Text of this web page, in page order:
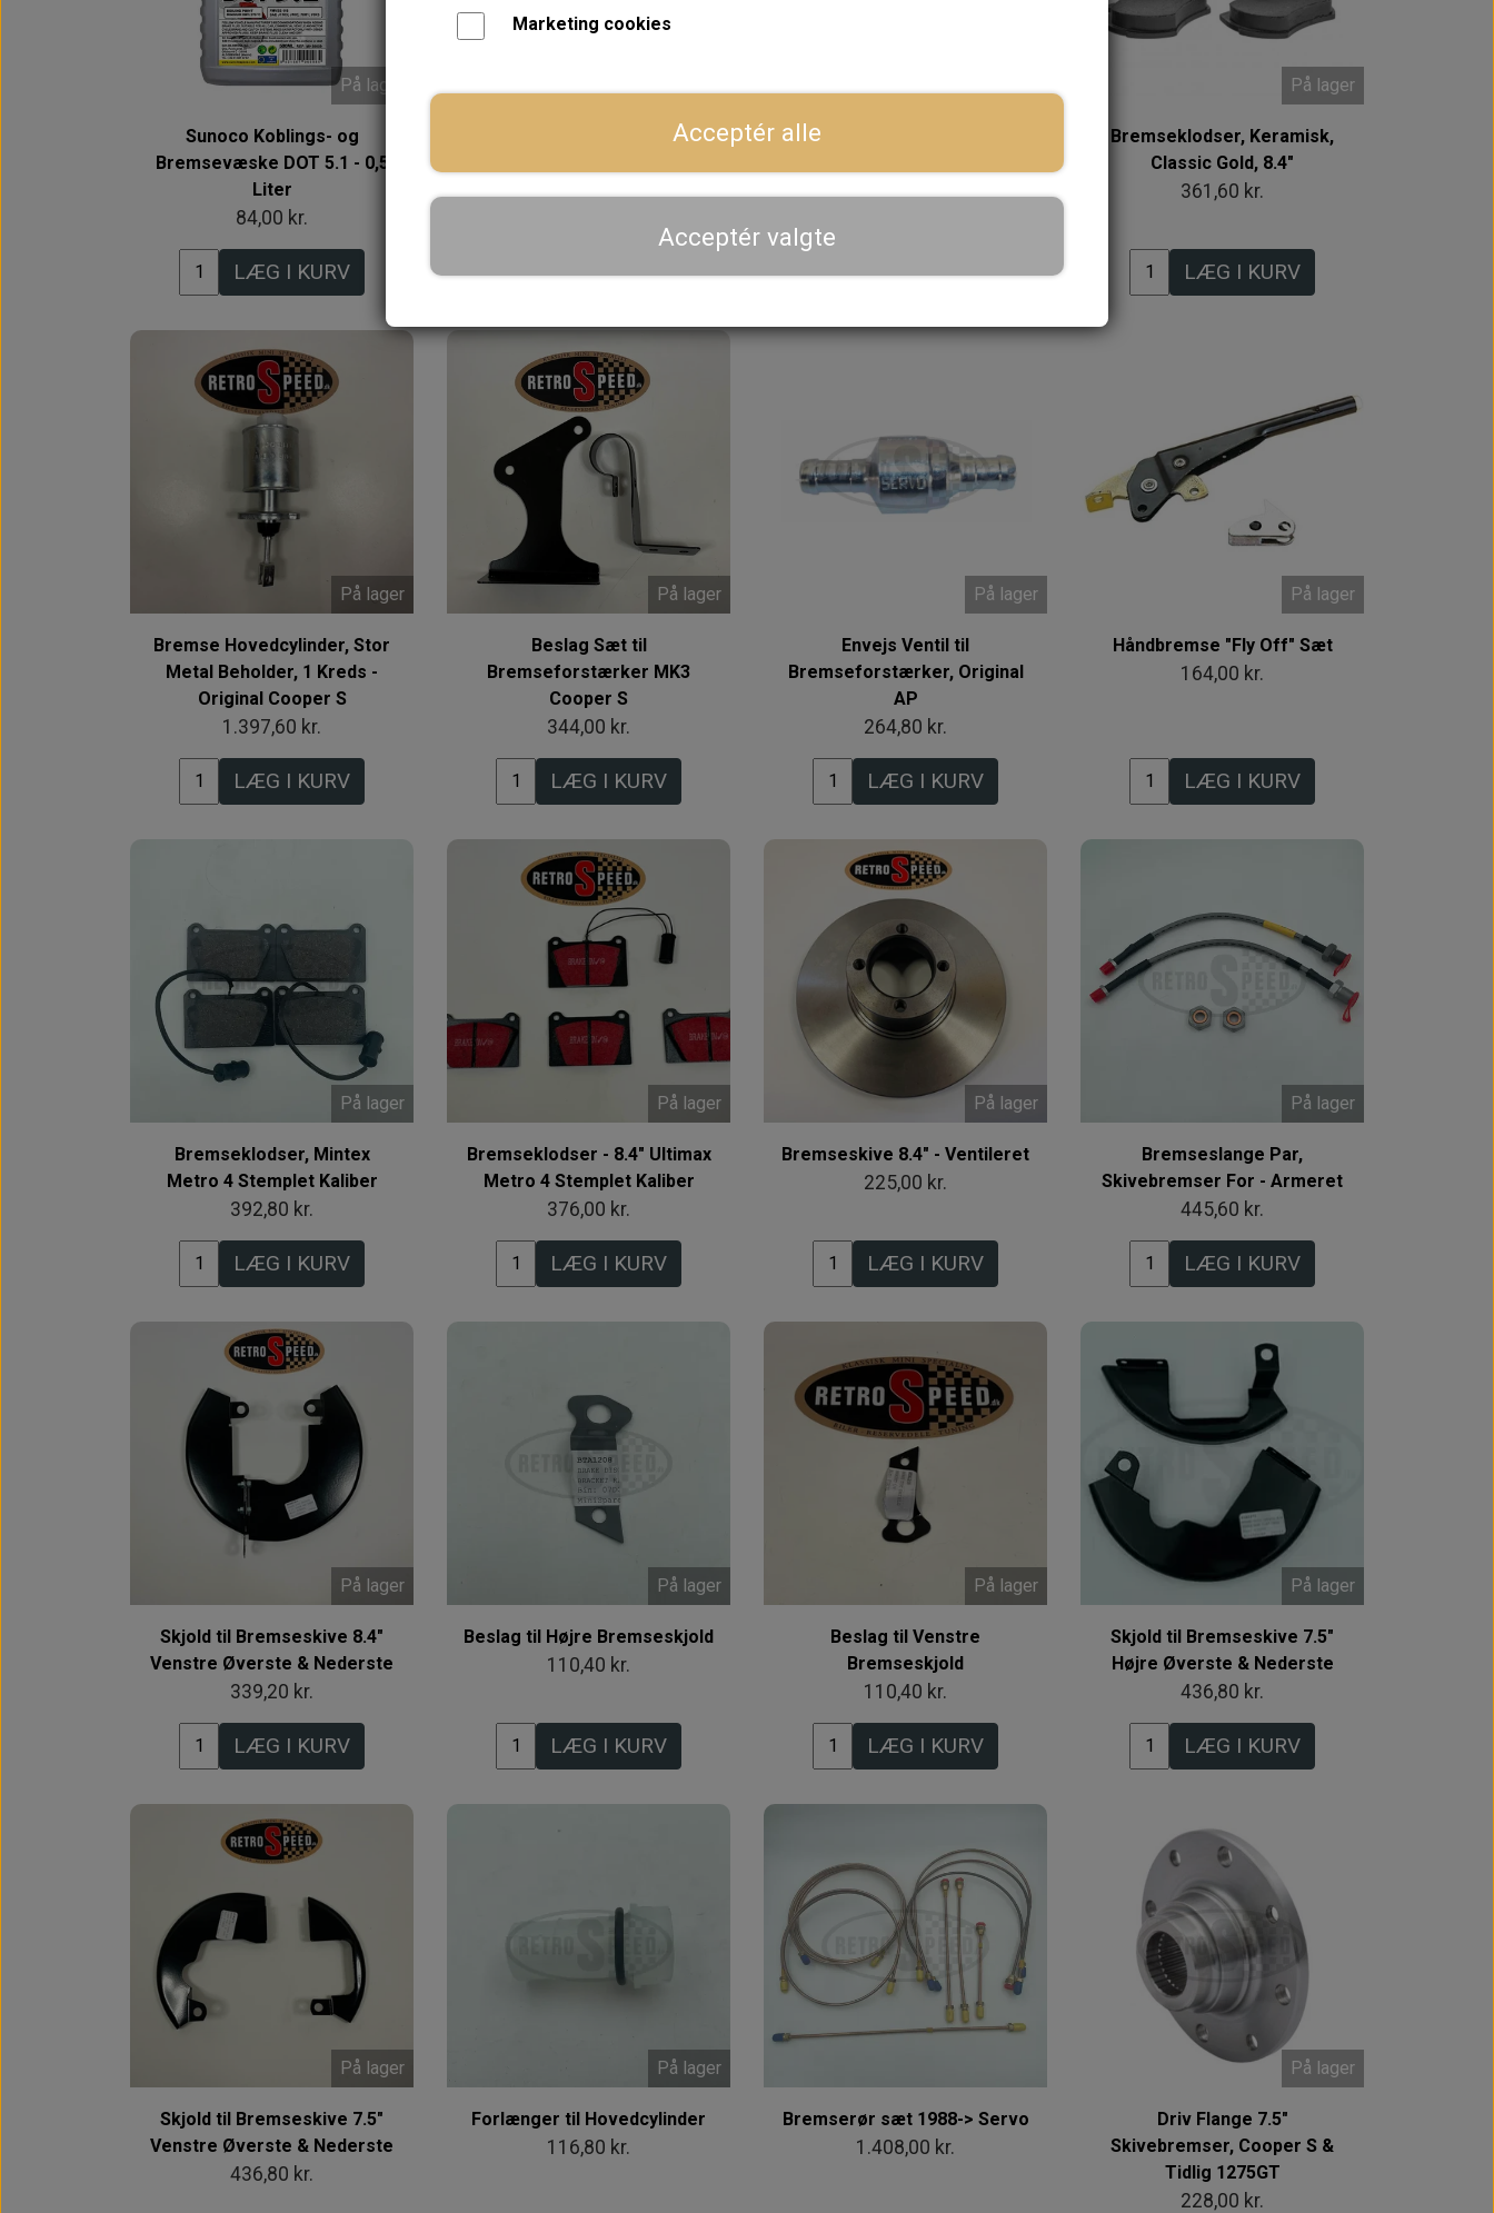
På lager
Sunoco Koblings- og
Bremsevæske DOT 5.1 - 0,5
Liter
84,00 kr.
LÆG I KURV
Wilwood Bremse Tryk
852,80 kr.
LÆG I KURV
Shim, 8,4" Skivebremser
LÆG I KURV
På lager
Bremseklodser, Keramisk,
Classic Gold, 8.4"
361,60 kr.
LÆG I KURV
På lager
Bremse Hovedcylinder, Stor
Metal Beholder, 1 Kreds -
Original Cooper S
1.397,60 kr.
LÆG I KURV
På lager
Beslag Sæt til
Bremseforstærker MK3
Cooper S
344,00 kr.
LÆG I KURV
På lager
Envejs Ventil til
Bremseforstærker, Original
AP
264,80 kr.
LÆG I KURV
På lager
Håndbremse "Fly Off" Sæt
164,00 kr.
LÆG I KURV
På lager
Bremseklodser, Mintex
Metro 4 Stemplet Kaliber
392,80 kr.
LÆG I KURV
På lager
Bremseklodser - 8.4" Ultimax
Metro 4 Stemplet Kaliber
376,00 kr.
LÆG I KURV
På lager
Bremseskive 8.4" - Ventileret
225,00 kr.
LÆG I KURV
På lager
Bremseslange Par,
Skivebremser For - Armeret
445,60 kr.
LÆG I KURV
På lager
Skjold til Bremseskive 8.4"
Venstre Øverste & Nederste
339,20 kr.
LÆG I KURV
På lager
Beslag til Højre Bremseskjold
110,40 kr.
LÆG I KURV
På lager
Beslag til Venstre
Bremseskjold
110,40 kr.
LÆG I KURV
På lager
Skjold til Bremseskive 7.5"
Højre Øverste & Nederste
436,80 kr.
LÆG I KURV
På lager
Skjold til Bremseskive 7.5"
Venstre Øverste & Nederste
436,80 kr.
På lager
Forlænger til Hovedcylinder
116,80 kr.
Bremserør sæt 1988-> Servo
1.408,00 kr.
På lager
Driv Flange 7.5"
Skivebremser, Cooper S &
Tidlig 1275GT
228,00 kr.
Marketing cookies
Acceptér alle
Acceptér valgte